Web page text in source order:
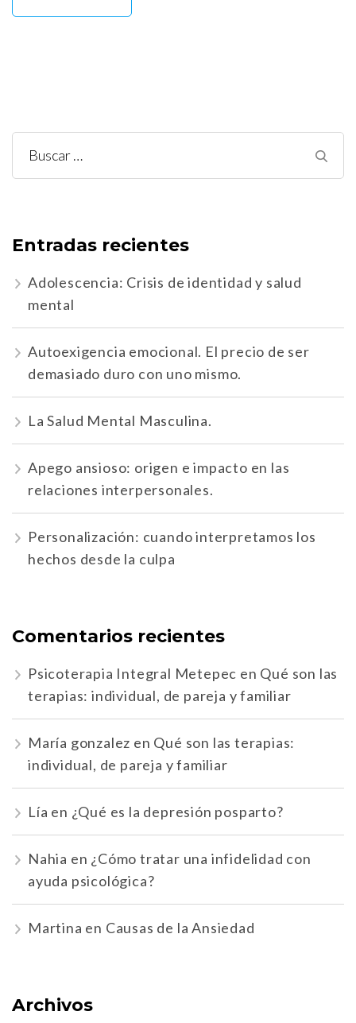
Buscar:
Entradas recientes
Adolescencia: Crisis de identidad y salud
mental
Autoexigencia emocional. El precio de ser
demasiado duro con uno mismo.
La Salud Mental Masculina.
Apego ansioso: origen e impacto en las
relaciones interpersonales.
Personalización: cuando interpretamos los
hechos desde la culpa
Comentarios recientes
Psicoterapia Integral Metepec en Qué son las
terapias: individual, de pareja y familiar
María gonzalez en Qué son las terapias:
individual, de pareja y familiar
Lía en ¿Qué es la depresión posparto?
Nahia en ¿Cómo tratar una infidelidad con
ayuda psicológica?
Martina en Causas de la Ansiedad
Archivos